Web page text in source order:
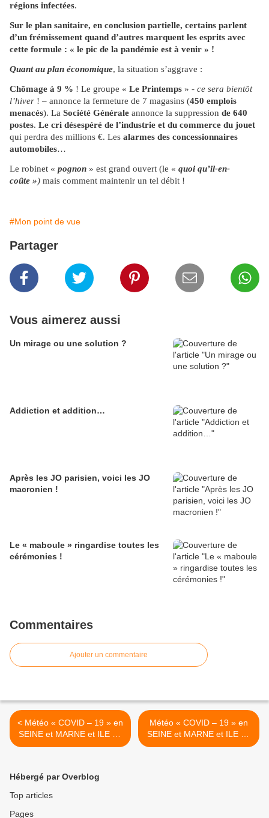
régions infectées.
Sur le plan sanitaire, en conclusion partielle, certains parlent
d’un frémissement quand d’autres marquent les esprits avec
cette formule : « le pic de la pandémie est à venir » !
Quant au plan économique, la situation s’aggrave :
Chômage à 9 % ! Le groupe « Le Printemps » - ce sera bientôt
l’hiver ! – annonce la fermeture de 7 magasins (450 emplois
menacés). La Société Générale annonce la suppression de 640
postes. Le cri désespéré de l’industrie et du commerce du jouet
qui perdra des millions €. Les alarmes des concessionnaires
automobiles…
Le robinet « pognon » est grand ouvert (le « quoi qu’il-en-
coûte ») mais comment maintenir un tel débit !
#Mon point de vue
Partager
Vous aimerez aussi
Un mirage ou une solution ?
Addiction et addition…
Après les JO parisien, voici les JO
macronien !
Le « maboule » ringardise toutes les
cérémonies !
Commentaires
Ajouter un commentaire
< Météo « COVID – 19 » en
SEINE et MARNE et ILE de
FRANCE
Météo « COVID – 19 » en
SEINE et MARNE et ILE de
FRANCE >
Hébergé par Overblog
Top articles
Pages